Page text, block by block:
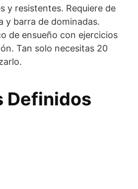
y resistentes. Requiere de
y barra de dominadas.
de ensueño con ejercicios
Tan solo necesitas 20
Definidos